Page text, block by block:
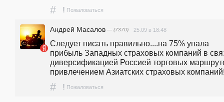
# ! Пожаловаться
Андрей Масалов — (7370) 25.09 в 18:48
Следует писать правильно....на 75% упала
прибыль Западных страховых компаний в
диверсификацией Россией торговых
привлечением Азиатских страховых
# ! Пожаловаться